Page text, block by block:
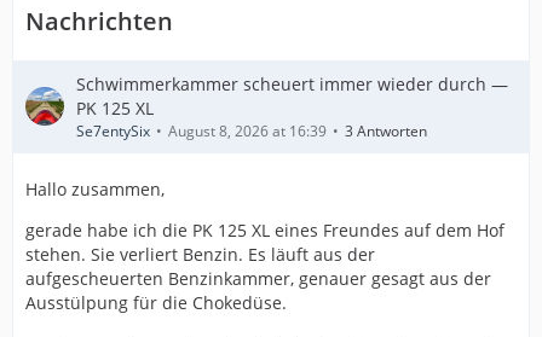
Nachrichten
Schwimmerkammer scheuert immer wieder durch —
PK 125 XL
Se7entySix August 8, 2026 at 16:39 3 Antworten
Hallo zusammen,
gerade habe ich die PK 125 XL eines Freundes auf dem Hof
stehen. Sie verliert Benzin. Es läuft aus der
aufgescheuerten Benzinkammer, genauer gesagt aus der
Ausstülpung für die Chokedüse.